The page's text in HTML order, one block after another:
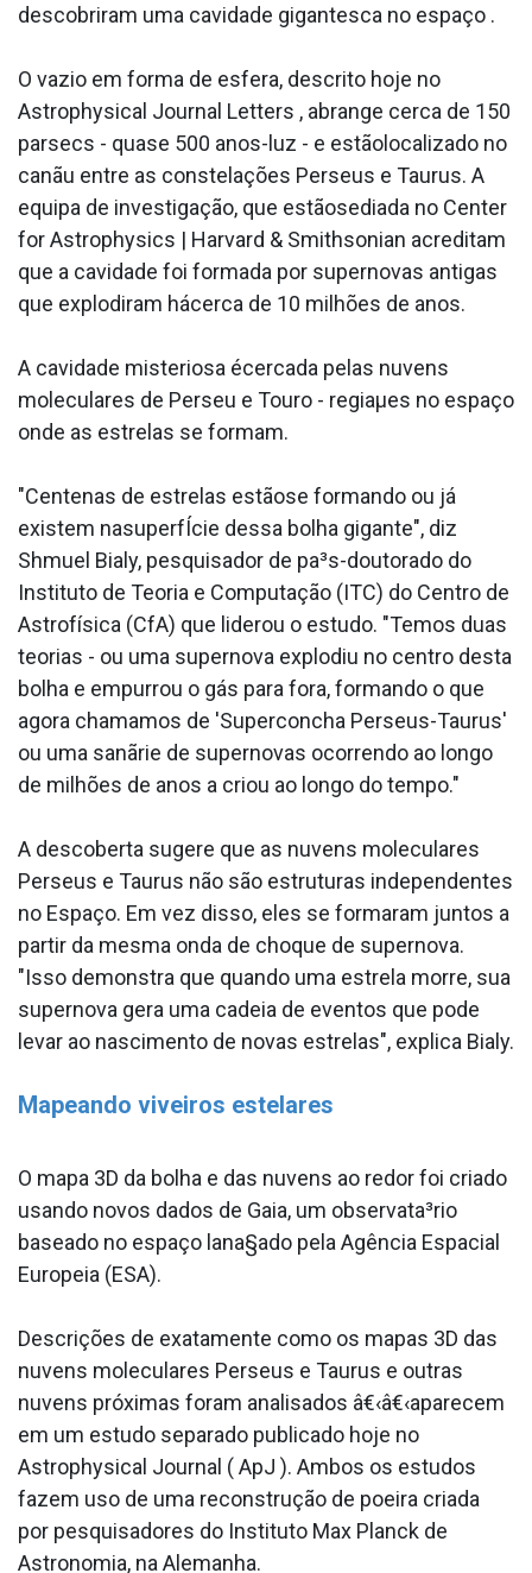
descobriram uma cavidade gigantesca no espaço .
O vazio em forma de esfera, descrito hoje no
Astrophysical Journal Letters , abrange cerca de 150
parsecs - quase 500 anos-luz - e estãolocalizado no
canãu entre as constelações Perseus e Taurus. A
equipa de investigação, que estãosediada no Center
for Astrophysics | Harvard & Smithsonian acreditam
que a cavidade foi formada por supernovas antigas
que explodiram hácerca de 10 milhões de anos.
A cavidade misteriosa écercada pelas nuvens
moleculares de Perseu e Touro - regiaµes no espaço
onde as estrelas se formam.
"Centenas de estrelas estãose formando ou já
existem nasuperfÍcie dessa bolha gigante", diz
Shmuel Bialy, pesquisador de pa³s-doutorado do
Instituto de Teoria e Computação (ITC) do Centro de
Astrofísica (CfA) que liderou o estudo. "Temos duas
teorias - ou uma supernova explodiu no centro desta
bolha e empurrou o gás para fora, formando o que
agora chamamos de 'Superconcha Perseus-Taurus'
ou uma sanãrie de supernovas ocorrendo ao longo
de milhões de anos a criou ao longo do tempo."
A descoberta sugere que as nuvens moleculares
Perseus e Taurus não são estruturas independentes
no Espaço. Em vez disso, eles se formaram juntos a
partir da mesma onda de choque de supernova.
"Isso demonstra que quando uma estrela morre, sua
supernova gera uma cadeia de eventos que pode
levar ao nascimento de novas estrelas", explica Bialy.
Mapeando viveiros estelares
O mapa 3D da bolha e das nuvens ao redor foi criado
usando novos dados de Gaia, um observata³rio
baseado no espaço lana§ado pela Agência Espacial
Europeia (ESA).
Descrições de exatamente como os mapas 3D das
nuvens moleculares Perseus e Taurus e outras
nuvens próximas foram analisados â€‹â€‹aparecem
em um estudo separado publicado hoje no
Astrophysical Journal ( ApJ ). Ambos os estudos
fazem uso de uma reconstrução de poeira criada
por pesquisadores do Instituto Max Planck de
Astronomia, na Alemanha.